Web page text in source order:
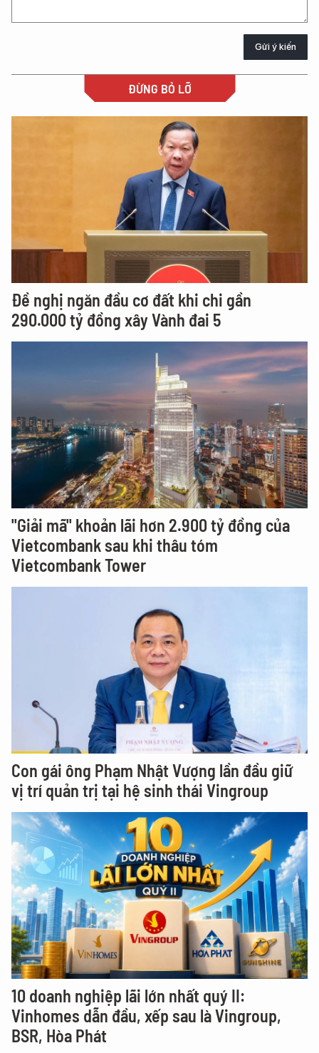
Gửi ý kiến
ĐỪNG BỎ LỠ
Đề nghị ngăn đầu cơ đất khi chi gần
290.000 tỷ đồng xây Vành đai 5
"Giải mã" khoản lãi hơn 2.900 tỷ đồng của
Vietcombank sau khi thâu tóm
Vietcombank Tower
Con gái ông Phạm Nhật Vượng lần đầu giữ
vị trí quản trị tại hệ sinh thái Vingroup
10 doanh nghiệp lãi lớn nhất quý II:
Vinhomes dẫn đầu, xếp sau là Vingroup,
BSR, Hòa Phát